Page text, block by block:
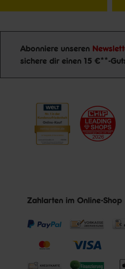
Newsletter Anmeldung
Abonniere unseren
sichere dir einen 15 €**-
Zahlarten im Online-Shop